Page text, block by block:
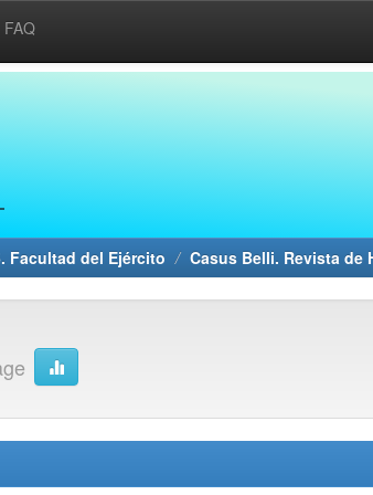
FAQ
Facultad del Ejército Casus Belli. Revista de